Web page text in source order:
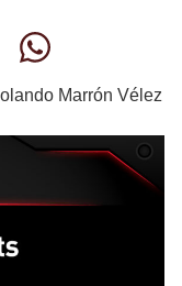
Marrón Vélez